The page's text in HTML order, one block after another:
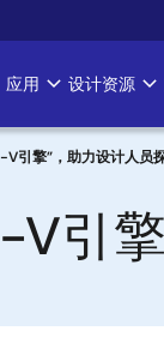
应用 设计资源
V引擎”，助力设计人员
V引